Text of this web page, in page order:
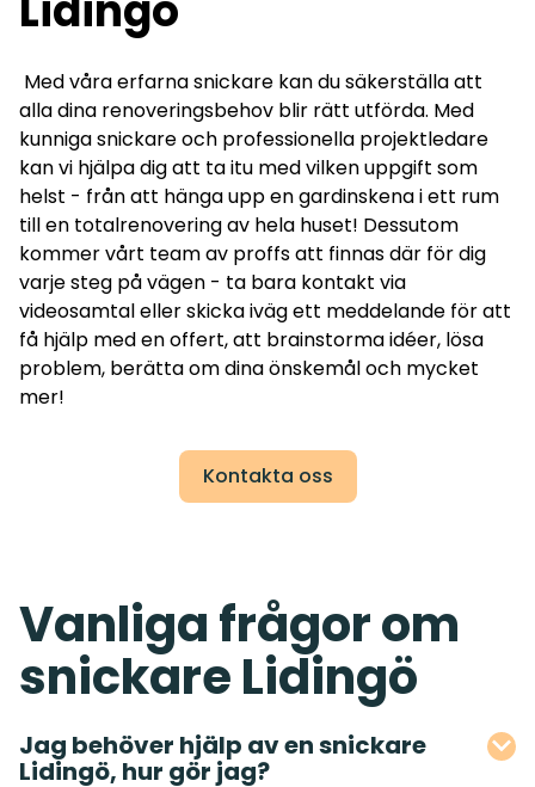
Med våra erfarna snickare kan du säkerställa att
alla dina renoveringsbehov blir rätt utförda. Med
kunniga snickare och professionella projektledare
kan vi hjälpa dig att ta itu med vilken uppgift som
helst - från att hänga upp en gardinskena i ett rum
till en totalrenovering av hela huset! Dessutom
kommer vårt team av proffs att finnas där för dig
varje steg på vägen - ta bara kontakt via
videosamtal eller skicka iväg ett meddelande för att
få hjälp med en offert, att brainstorma idéer, lösa
problem, berätta om dina önskemål och mycket
mer!
Kontakta oss
Vanliga frågor om
snickare Lidingö
Jag behöver hjälp av en snickare
Lidingö, hur gör jag?